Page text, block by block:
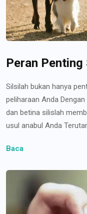
Peran Penting
Silsilah bukan hanya
peliharaan Anda
dan betina silislah
usul anabul Anda
Baca